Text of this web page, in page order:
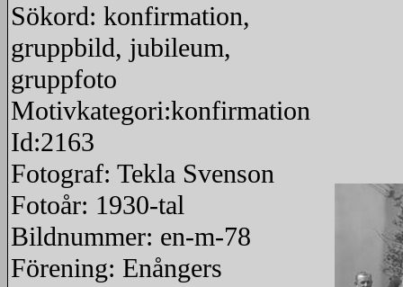
Sökord: konfirmation,
gruppbild, jubileum,
gruppfoto
Motivkategori:konfirmation
Id:2163
Fotograf: Tekla Svenson
Fotoår: 1930-tal
Bildnummer: en-m-78
Förening: Enångers